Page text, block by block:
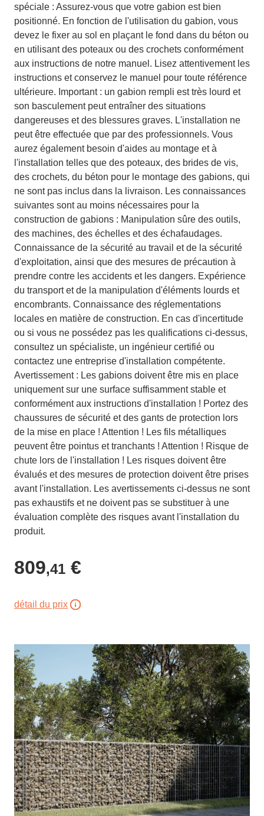
spéciale : Assurez-vous que votre gabion est bien
positionné. En fonction de l'utilisation du gabion, vous
devez le fixer au sol en plaçant le fond dans du béton ou
en utilisant des poteaux ou des crochets conformément
aux instructions de notre manuel. Lisez attentivement les
instructions et conservez le manuel pour toute référence
ultérieure. Important : un gabion rempli est très lourd et
son basculement peut entraîner des situations
dangereuses et des blessures graves. L'installation ne
peut être effectuée que par des professionnels. Vous
aurez également besoin d'aides au montage et à
l'installation telles que des poteaux, des brides de vis,
des crochets, du béton pour le montage des gabions, qui
ne sont pas inclus dans la livraison. Les connaissances
suivantes sont au moins nécessaires pour la
construction de gabions : Manipulation sûre des outils,
des machines, des échelles et des échafaudages.
Connaissance de la sécurité au travail et de la sécurité
d'exploitation, ainsi que des mesures de précaution à
prendre contre les accidents et les dangers. Expérience
du transport et de la manipulation d'éléments lourds et
encombrants. Connaissance des réglementations
locales en matière de construction. En cas d'incertitude
ou si vous ne possédez pas les qualifications ci-dessus,
consultez un spécialiste, un ingénieur certifié ou
contactez une entreprise d'installation compétente.
Avertissement : Les gabions doivent être mis en place
uniquement sur une surface suffisamment stable et
conformément aux instructions d'installation ! Portez des
chaussures de sécurité et des gants de protection lors
de la mise en place ! Attention ! Les fils métalliques
peuvent être pointus et tranchants ! Attention ! Risque de
chute lors de l'installation ! Les risques doivent être
évalués et des mesures de protection doivent être prises
avant l'installation. Les avertissements ci-dessus ne sont
pas exhaustifs et ne doivent pas se substituer à une
évaluation complète des risques avant l'installation du
produit.
809,41 €
détail du prix